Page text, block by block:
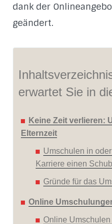
dank der
geändert.
erwartet Sie in
Keine Zeit verlieren:
Elternzeit
Umschulen in
Karriere einen
Gründe für das
Online
Online Umschulen